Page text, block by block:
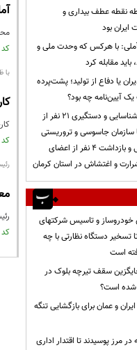
کد خبر:
با ظرفیت
کد خبر:
کد خبر:
نقطه عطف بیداری و
بود
با هرکس که وحدت ملی و
مقابله کرد
یا دفاع از تولید؛ پشت‌پرده
آیین‌نامه چه بود؟
وزارت اطلاعات: شناسایی و دستگیری ۲۱ نفر از
سازمان جاسوسی و تروریستی
رژیم صهیونیستی و بازداشت ۴ نفر از اعضای
و اغتشاش در استان کرمان
خودروساز و تاسیس شرکتهای
تسخیر دستگاه نظارتی با چه
است
سقف تیرچه بلوک در
شده است؟
و عمان برای بازگشایی تنگه
مرز پوسیدند تا اقتدار اداری